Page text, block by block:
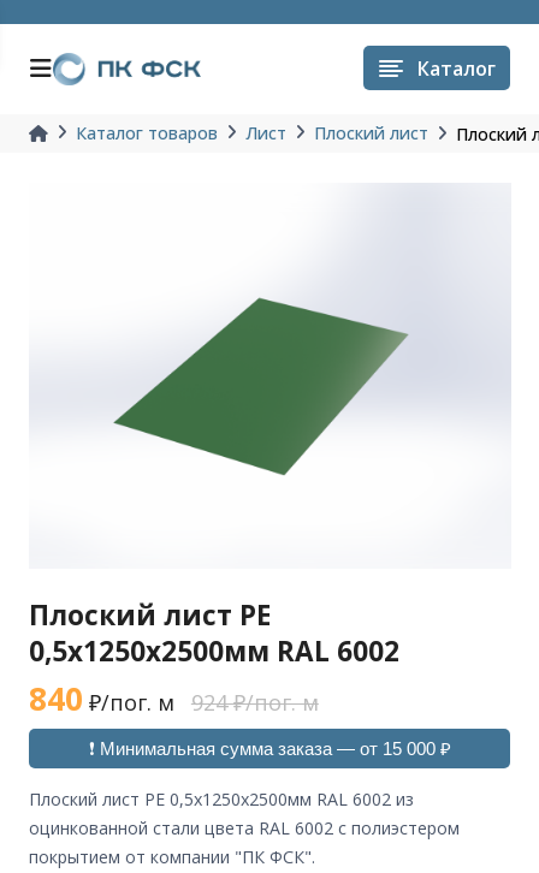
Каталог
Каталог товаров Лист Плоский лист Плоский
Плоский лист РЕ
0,5х1250х2500мм RAL 6002
840 ₽/пог. м 924 ₽/пог. м
❗ Минимальная сумма заказа — от 15 000 ₽
плоский лист РЕ 0,5х1250х2500мм RAL 6002 из
оцинкованной стали цвета RAL 6002 с полиэстером
покрытием от компании "ПК ФСК".